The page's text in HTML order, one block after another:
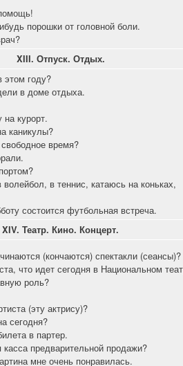
порошки от головной боли.
XIII. Отпуск. Отдых.
этом году?
в доме отдыха.
на курорт.
каникулы?
время?
в теннис, катаюсь на коньках,
состоится футбольная встреча.
XIV. Театр. Кино. Концерт.
(кончаются) спектакли (сеансы)?
что идет сегодня в Национальном
роль?
(эту актрису)?
сегодня?
в партер.
касса предварительной продажи?
мне очень понравилась.